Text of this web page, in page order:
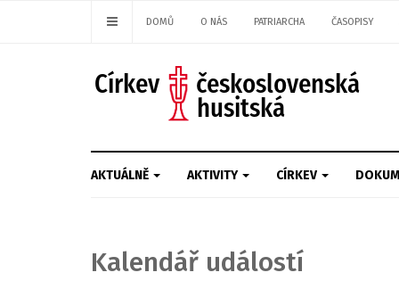
DOMŮ O NÁS PATRIARCHA ČASOPISY
AKTUÁLNĚ AKTIVITY CÍRKEV
Kalendář událostí